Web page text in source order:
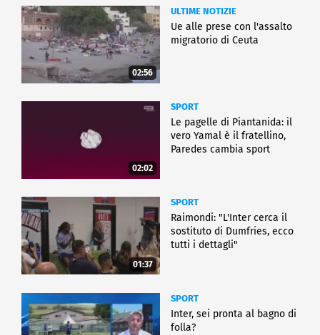
02:56
ULTIME NOTIZIE
Ue alle prese con l'assalto
migratorio di Ceuta
02:02
SPORT
Le pagelle di Piantanida: il
vero Yamal è il fratellino,
Paredes cambia sport
01:37
SPORT
Raimondi: "L'Inter cerca il
sostituto di Dumfries, ecco
tutti i dettagli"
SPORT
Inter, sei pronta al bagno di
folla?